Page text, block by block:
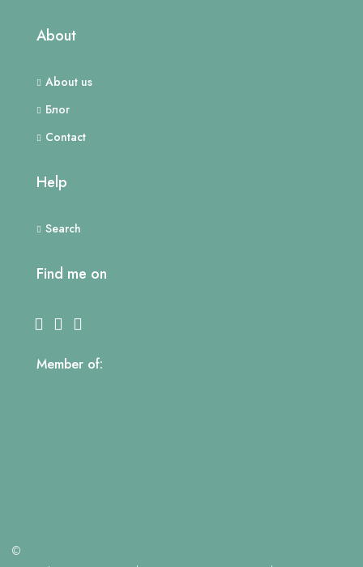
About
About us
Блог
Contact
Help
Search
Find me on
Member of:
©